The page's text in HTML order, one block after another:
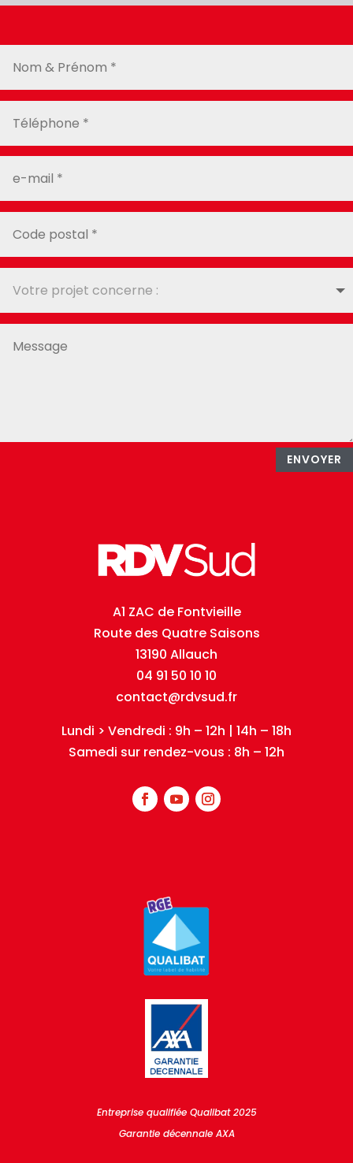
ENVOYER
A1 ZAC de Fontvieille
Route des Quatre Saisons
13190 Allauch
04 91 50 10 10
contact@rdvsud.fr
Lundi > Vendredi : 9h – 12h | 14h – 18h
Samedi sur rendez-vous : 8h – 12h
Entreprise qualifiée Qualibat 2025
Garantie décennale AXA